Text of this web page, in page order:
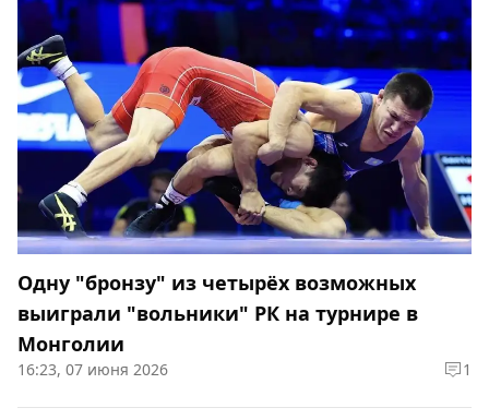
Одну "бронзу" из четырёх возможных
выиграли "вольники" РК на турнире в
Монголии
16:23, 07 июня 2026 1